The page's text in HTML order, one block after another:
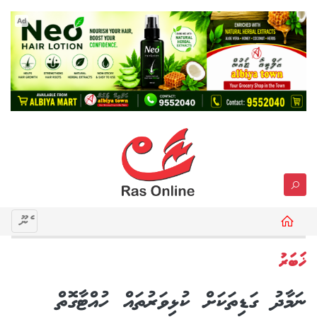
Ad
މެނޫ
ޚަބަރު
ނަމާދު ގަޑިތަކަށް ކުޅިވަރުތައް ހުއްޓާގޮތް